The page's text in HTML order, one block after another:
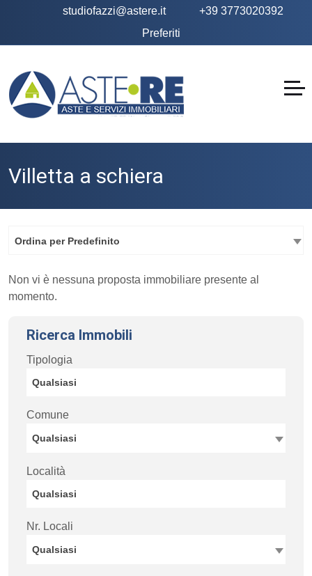
studiofazzi@astere.it
+39 3773020392
Preferiti
Villetta a schiera
Ordina per Predefinito
Non vi è nessuna proposta immobiliare presente al
momento.
Ricerca Immobili
Tipologia
Comune
Qualsiasi
Località
Nr. Locali
Qualsiasi